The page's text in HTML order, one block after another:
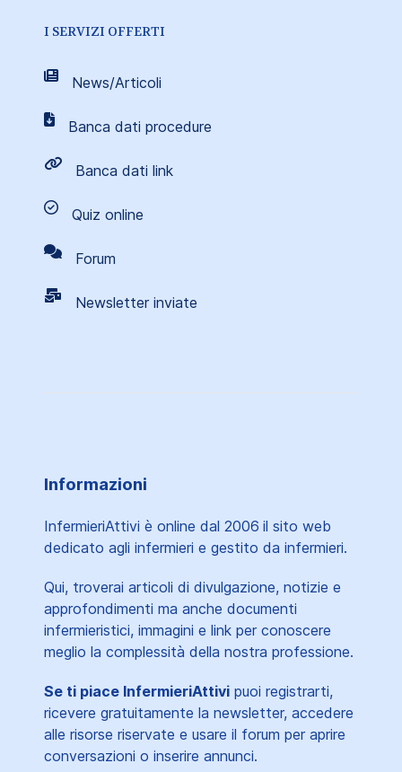
I SERVIZI OFFERTI
News/Articoli
Banca dati procedure
Banca dati link
Quiz online
Forum
Newsletter inviate
Informazioni
InfermieriAttivi è online dal 2006 il sito web
dedicato agli infermieri e gestito da infermieri.
Qui, troverai articoli di divulgazione, notizie e
approfondimenti ma anche documenti
infermieristici, immagini e link per conoscere
meglio la complessità della nostra professione.
Se ti piace InfermieriAttivi puoi registrarti,
ricevere gratuitamente la newsletter, accedere
alle risorse riservate e usare il forum per aprire
conversazioni o inserire annunci.